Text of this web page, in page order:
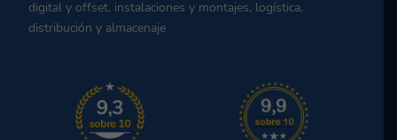
digital y offset, instalaciones y montajes, logística,
distribución y almacenaje